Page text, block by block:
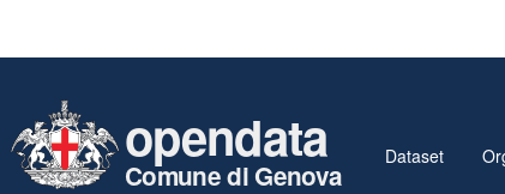
opendata
Comune di Genova
Dataset